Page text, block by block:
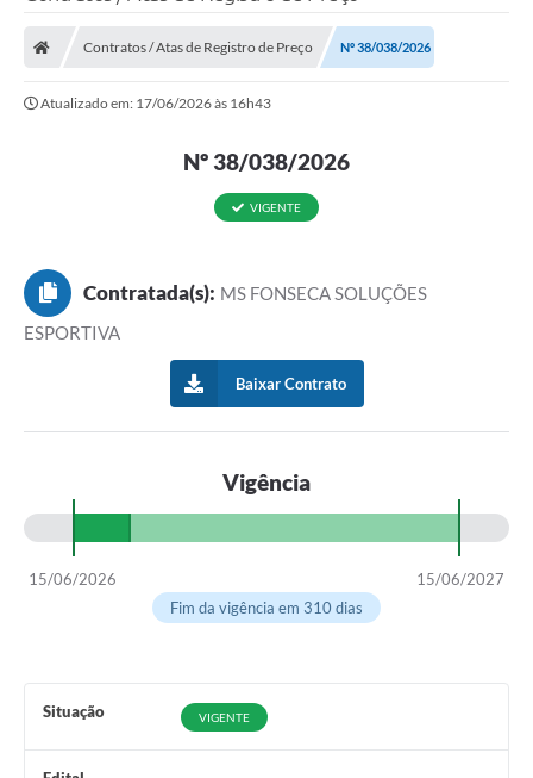
Contratos / Atas de Registro de Preço Nº 38/038/2026
Atualizado em: 17/06/2026 às 16h43
Nº 38/038/2026
VIGENTE
Contratada(s): MS FONSECA SOLUÇÕES
ESPORTIVA
Baixar Contrato
Vigência
15/06/2026
15/06/2027
Fim da vigência em 310 dias
Situação VIGENTE